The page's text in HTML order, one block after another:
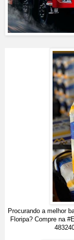
Procurando a melhor
Floripa? Compre na